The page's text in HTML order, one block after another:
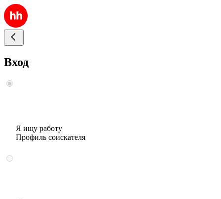
Вход
Я ищу работу
Профиль соискателя